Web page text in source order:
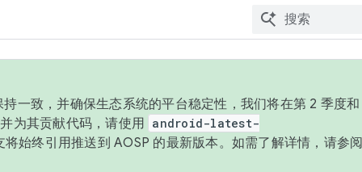
一致，并确保生态系统的平台稳定性，我们将在第 2 季度和
为其贡献代码，请使用 android-latest-
将始终引用推送到 AOSP 的最新版本。如需了解详情，请参阅